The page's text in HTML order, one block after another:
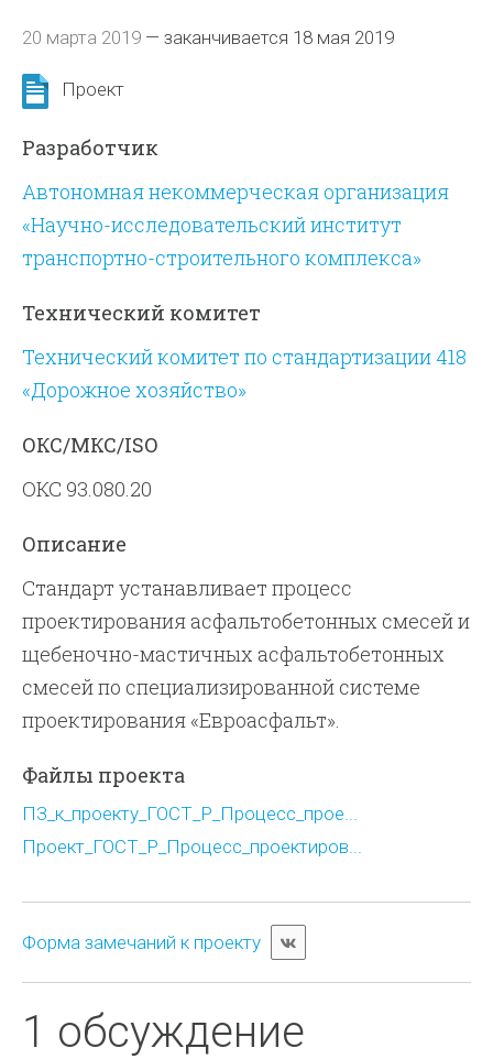
20 марта 2019 —заканчивается 18 мая 2019
Проект
Разработчик
Автономная некоммерческая организация
«Научно-исследовательский институт
транспортно-строительного комплекса»
Технический комитет
Технический комитет по стандартизации 418
«Дорожное хозяйство»
ОКС/МКС/ISO
ОКС 93.080.20
Описание
Стандарт устанавливает процесс
проектирования асфальтобетонных смесей и
щебеночно-мастичных асфальтобетонных
смесей по специализированной системе
проектирования «Евроасфальт».
Файлы проекта
ПЗ_к_проекту_ГОСТ_Р_Процесс_прое...
Проект_ГОСТ_Р_Процесс_проектиров...
Форма замечаний к проекту
1 обсуждение